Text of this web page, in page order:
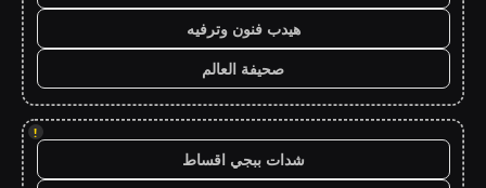
هيدب فنون وترفيه
صحيفة العالم
!
شدات ببجي اقساط